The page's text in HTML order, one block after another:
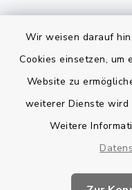
Wir weisen darauf
Cookies einsetzen, um
Website zu
weiterer Dienste wird
Weitere